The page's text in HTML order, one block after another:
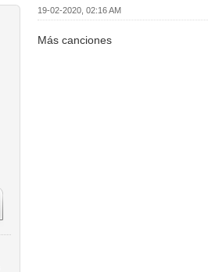
19-02-2020, 02:16 AM
Más canciones